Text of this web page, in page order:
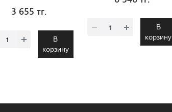
3 655 тг.
В
корзину
В
корзину